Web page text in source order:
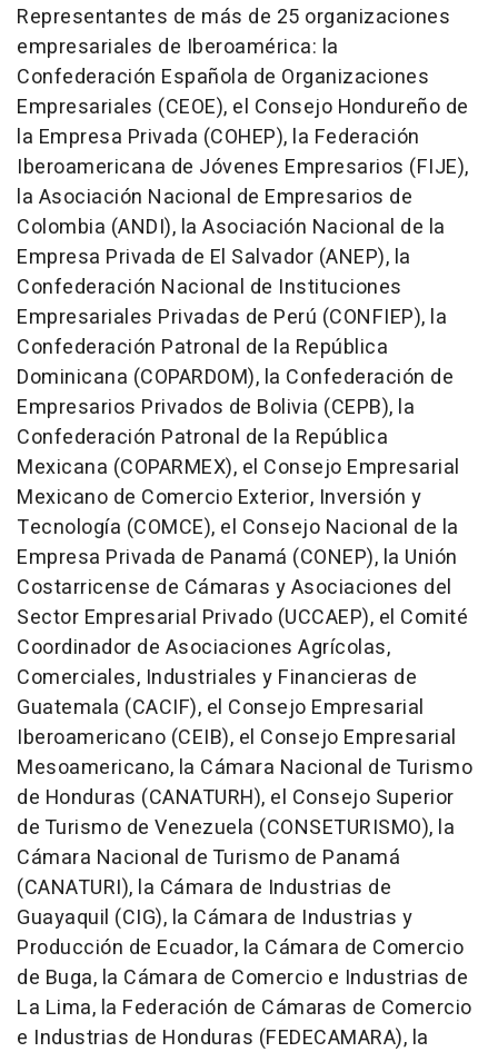
Representantes de más de 25 organizaciones
empresariales de Iberoamérica: la
Confederación Española de Organizaciones
Empresariales (CEOE), el Consejo Hondureño de
la Empresa Privada (COHEP), la Federación
Iberoamericana de Jóvenes Empresarios (FIJE),
la Asociación Nacional de Empresarios de
Colombia (ANDI), la Asociación Nacional de la
Empresa Privada de El Salvador (ANEP), la
Confederación Nacional de Instituciones
Empresariales Privadas de Perú (CONFIEP), la
Confederación Patronal de la República
Dominicana (COPARDOM), la Confederación de
Empresarios Privados de Bolivia (CEPB), la
Confederación Patronal de la República
Mexicana (COPARMEX), el Consejo Empresarial
Mexicano de Comercio Exterior, Inversión y
Tecnología (COMCE), el Consejo Nacional de la
Empresa Privada de Panamá (CONEP), la Unión
Costarricense de Cámaras y Asociaciones del
Sector Empresarial Privado (UCCAEP), el Comité
Coordinador de Asociaciones Agrícolas,
Comerciales, Industriales y Financieras de
Guatemala (CACIF), el Consejo Empresarial
Iberoamericano (CEIB), el Consejo Empresarial
Mesoamericano, la Cámara Nacional de Turismo
de Honduras (CANATURH), el Consejo Superior
de Turismo de Venezuela (CONSETURISMO), la
Cámara Nacional de Turismo de Panamá
(CANATURI), la Cámara de Industrias de
Guayaquil (CIG), la Cámara de Industrias y
Producción de Ecuador, la Cámara de Comercio
de Buga, la Cámara de Comercio e Industrias de
La Lima, la Federación de Cámaras de Comercio
e Industrias de Honduras (FEDECAMARA), la